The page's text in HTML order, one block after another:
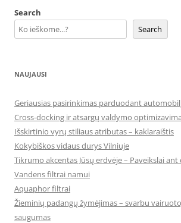
Search
Search
NAUJAUSI
Geriausias pasirinkimas parduodant
Cross-docking ir atsargų valdymo
Išskirtinio vyrų stiliaus atributas – kaklaraištis
Kokybiškos vidaus durys Vilniuje
Tikrumo akcentas Jūsų erdvėje – Paveikslai ant
Vandens filtrai namui
Aquaphor filtrai
Žieminių padangų žymėjimas – svarbu
saugumas